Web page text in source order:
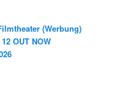
(Werbung)
OUT NOW